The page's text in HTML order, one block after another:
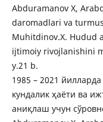
Abduramanov X,
daromadlari va
Muhitdinov.X. Hudud
ijtimoiy rivojlanishini
y.21 b.
1985 – 2021
кундалик ҳаёти ва
аниқлаш учун